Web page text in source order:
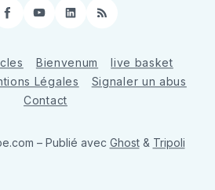
Facebook
YouTube
LinkedIn
RSS
Bienvenum
live basket
Légales
Signaler un abus
Contact
– Publié avec Ghost& Tripoli